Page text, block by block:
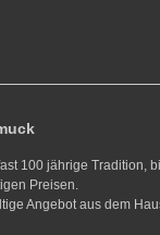
100 jährige Tradition,
Preisen.
Angebot aus dem